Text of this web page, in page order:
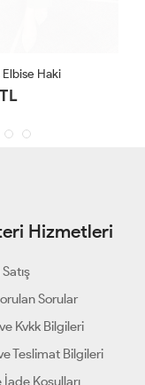
Haki
Hizmetleri
Sorular
Kvkk Bilgileri
Teslimat Bilgileri
Koşulları